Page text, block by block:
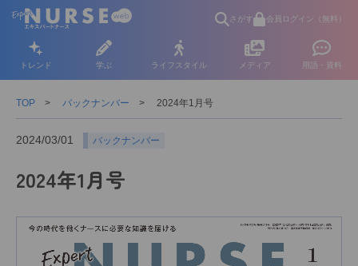
さがす 会員ログイン（無料）
トレンド 学ぶ ライフスタイル メディア 用語・資料
TOP バックナンバー 2024年1月号
2024/03/01 バックナンバー
2024年1月号